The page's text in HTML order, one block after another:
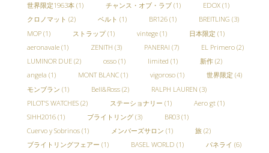
世界限定1963本(1) チャンス・オブ・ラブ(1) EDOX(1)
クロノマット (2) ベルト (1) BR126(1) BREITLING (3)
MOP(1) ストラップ(1) vintege(1) 日本限定 (1)
aeronavale(1) ZENITH (3) PANERAI (7) EL Primero(2)
LUMINOR DUE(2) osso(1) limited (1) 新作(2)
angela (1) MONT BLANC(1) vigoroso(1) 世界限定 (4)
モンブラン (1) Bell&Ross(2) RALPH LAUREN (3)
PILOT'S WATCHES(2) ステーショナリー (1) Aero gt(1)
SIHH2016(1) ブライトリング(3) BR03(1)
Cuervo y Sobrinos(1) メンバーズサロン (1) 旅(2)
ブライトリングフェアー (1) BASEL WORLD (1) パネライ (6)